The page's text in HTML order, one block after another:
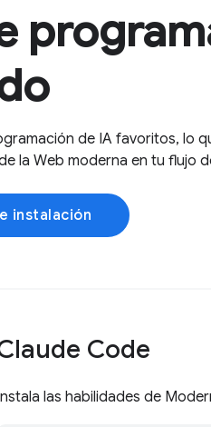
de IA favoritos, lo
la Web moderna en tu flujo
instalación
Code
las habilidades de